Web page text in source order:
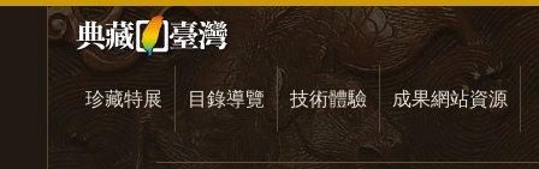
珍藏特展 目錄導覽 技術體驗 成果網站資源